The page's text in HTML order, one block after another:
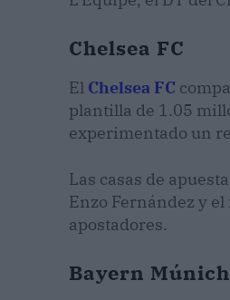
Chelsea FC
El Chelsea FC
plantilla de 1.05
experimentado un
Las casas de
Enzo Fernández y
apostadores.
Bayern Múnich